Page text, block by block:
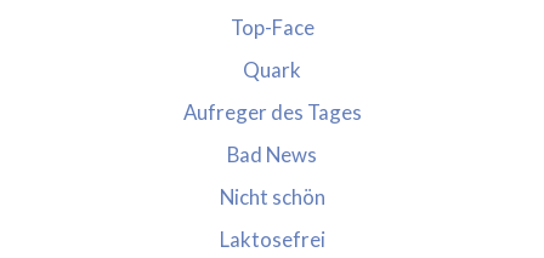
Top-Face
Quark
Aufreger des Tages
Bad News
Nicht schön
Laktosefrei